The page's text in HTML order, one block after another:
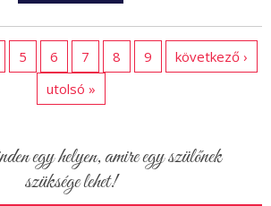
5 6 7 8 9
következő ›
utolsó »
egy helyen, amire egy szülőnek
szüksége lehet!